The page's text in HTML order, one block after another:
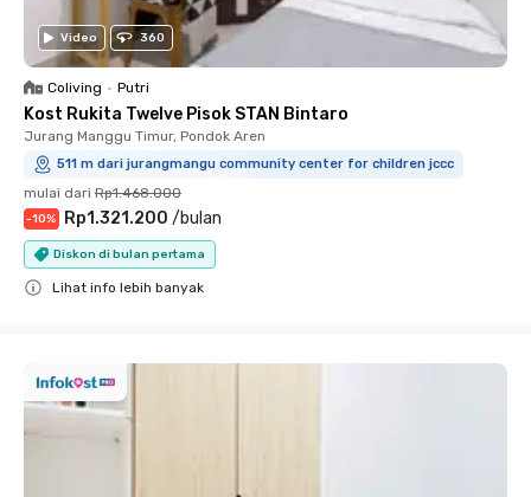
Video 360
Coliving • Putri
Kost Rukita Twelve Pisok STAN Bintaro
Jurang Manggu Timur, Pondok Aren
511 m dari jurangmangu community center for children jccc
mulai dari Rp1.468.000
-10% Rp1.321.200 /bulan
Diskon di bulan pertama
Lihat info lebih banyak